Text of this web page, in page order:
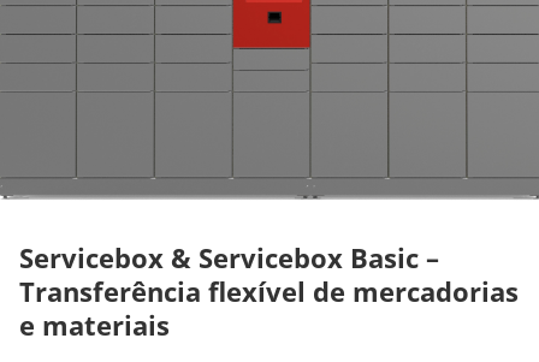
Servicebox & Servicebox Basic –
Transferência flexível de mercadorias
e materiais